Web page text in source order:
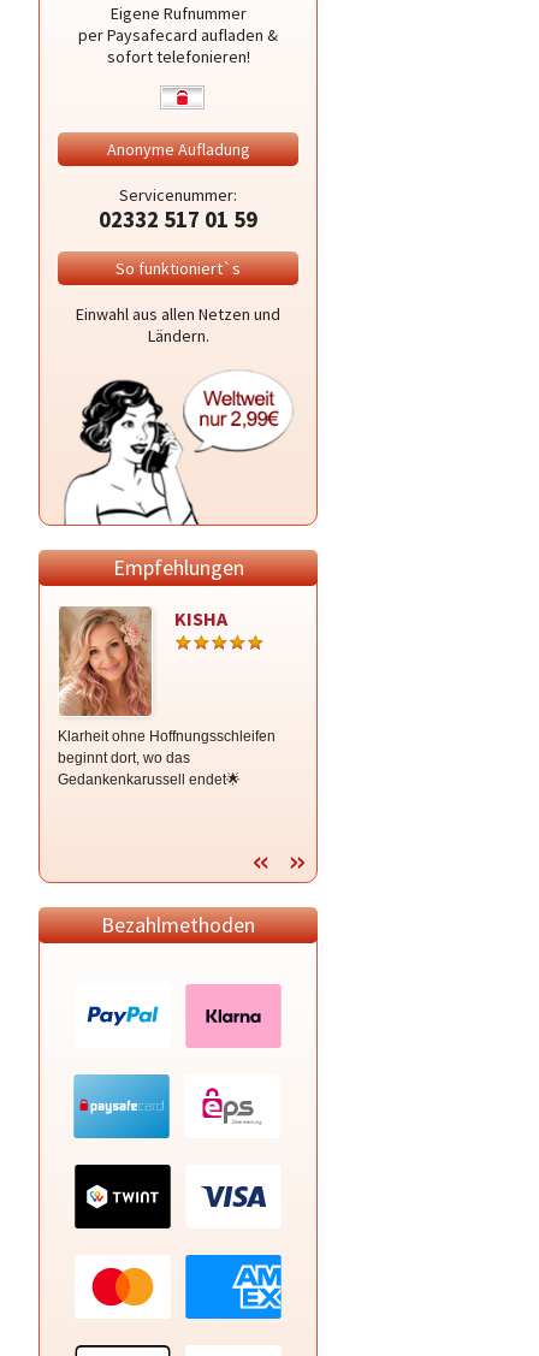
Eigene Rufnummer
per Paysafecard aufladen &
sofort telefonieren!
Anonyme Aufladung
Servicenummer:
02332 517 01 59
So funktioniert`s
Einwahl aus allen Netzen und
Ländern.
Empfehlungen
KISHA
Klarheit ohne Hoffnungsschleifen
beginnt dort, wo das
Gedankenkarussell endet🌟
Bezahlmethoden